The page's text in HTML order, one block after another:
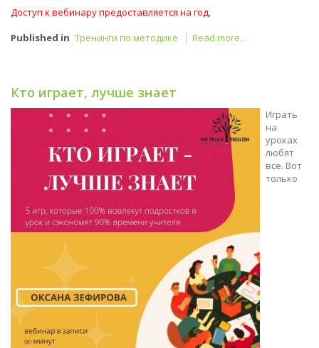
Доступ к вебинару предоставляется на год.
Published in Тренинги по методике Read more...
Кто играет, лучше знает
Играть
на
уроках
любят
все. Вот
только